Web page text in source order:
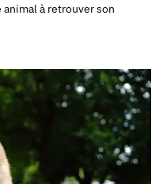
à retrouver son